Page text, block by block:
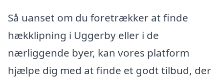
Så uanset om du foretrækker at finde
hækklipning i Uggerby eller i de
nærliggende byer, kan vores platform
hjælpe dig med at finde et godt tilbud, der